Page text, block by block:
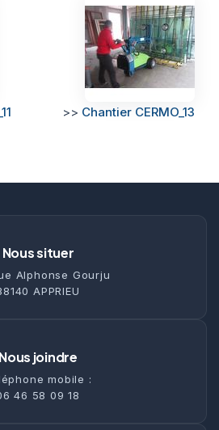
>> Chantier CERMO_13
Nous situer
Alphonse Gourju
APPRIEU
Nous joindre
mobile :
46 58 09 18